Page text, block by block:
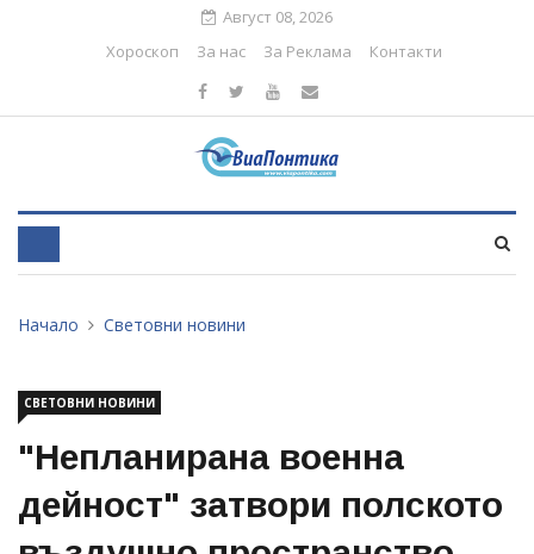
Август 08, 2026
Хороскоп
За нас За Реклама Контакти
Начало Световни новини
СВЕТОВНИ НОВИНИ
"Непланирана военна
дейност" затвори полското